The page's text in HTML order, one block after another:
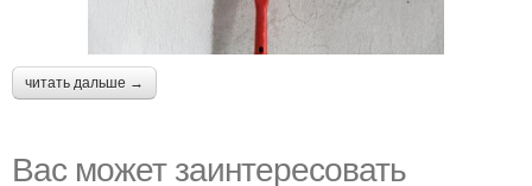
читать дальше →
Вас может заинтересовать